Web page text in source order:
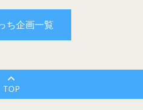
ち企画一覧
TOP